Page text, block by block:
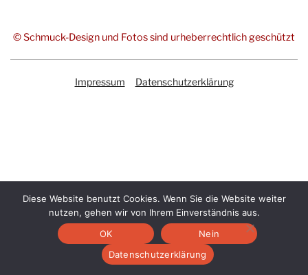
© Schmuck-Design und Fotos sind urheberrechtlich geschützt
Impressum Datenschutzerklärung
Diese Website benutzt Cookies. Wenn Sie die Website weiter
nutzen, gehen wir von Ihrem Einverständnis aus.
OK
Nein
Datenschutzerklärung